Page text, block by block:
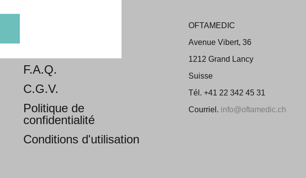
F.A.Q.
C.G.V.
Politique de
confidentialité
Conditions d'utilisation
OFTAMEDIC
Avenue Vibert, 36
1212 Grand Lancy
Suisse
Tél. +41 22 342 45 31
Courriel. info@oftamedic.ch